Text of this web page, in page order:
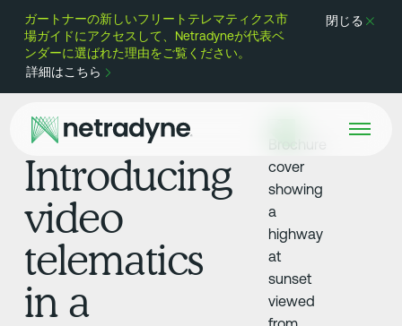
ガートナーの新しいフリートテレマティクス市
場ガイドにアクセスして、Netradyneが代表ベ
ンダーに選ばれた理由をご覧ください。
詳細はこちら
閉じる
Introducing
video
telematics
in a